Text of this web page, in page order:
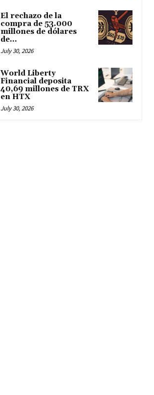
El rechazo de la
compra de 53.000
millones de dólares
de...
July 30, 2026
World Liberty
Financial deposita
40,69 millones de TRX
en HTX
July 30, 2026